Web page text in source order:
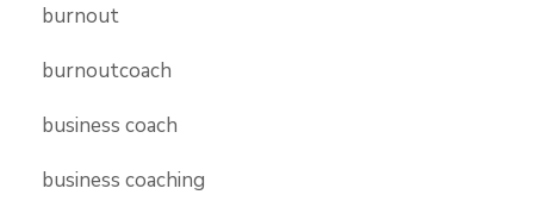
burnout
burnoutcoach
business coach
business coaching